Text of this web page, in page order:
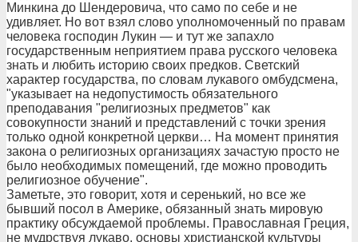
Минкина до Шендеровича, что само по себе и не
удивляет. Но вот взял слово уполномоченный по правам
человека господин Лукин — и тут же запахло
государственным неприятием права русского человека
знать и любить историю своих предков. Светский
характер государства, по словам лукавого омбудсмена,
"указывает на недопустимость обязательного
преподавания "религиозных предметов" как
совокупности знаний и представлений с точки зрения
только одной конкретной церкви… На момент принятия
закона о религиозных организациях зачастую просто не
было необходимых помещений, где можно проводить
религиозное обучение".
Заметьте, это говорит, хотя и серенький, но все же
бывший посол в Америке, обязанный знать мировую
практику обсуждаемой проблемы. Православная Греция,
не мудрствуя лукаво, основы христианской культуры